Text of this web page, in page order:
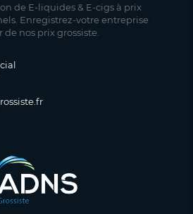
de E-liquides & E-cigs à prix
Enregistrez-votre entreprise
nos prix grossiste.